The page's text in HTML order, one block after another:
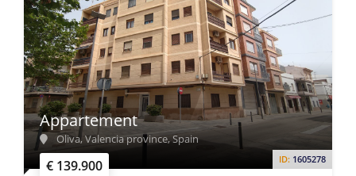
€ 139.900 ID: 1605278
Appartement
Oliva, Valencia province, Spain